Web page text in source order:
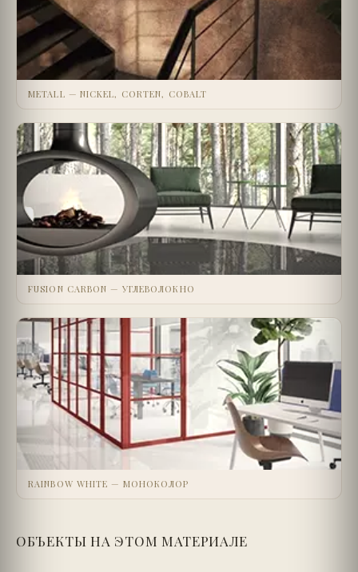
METALL — NICKEL, CORTEN, COBALT
FUSION CARBON — УГЛЕВОЛОКНО
RAINBOW WHITE — МОНОКОЛОР
ОБЪЕКТЫ НА ЭТОМ МАТЕРИАЛЕ